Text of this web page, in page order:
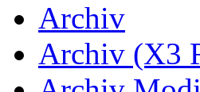
Archiv
Archiv (X3